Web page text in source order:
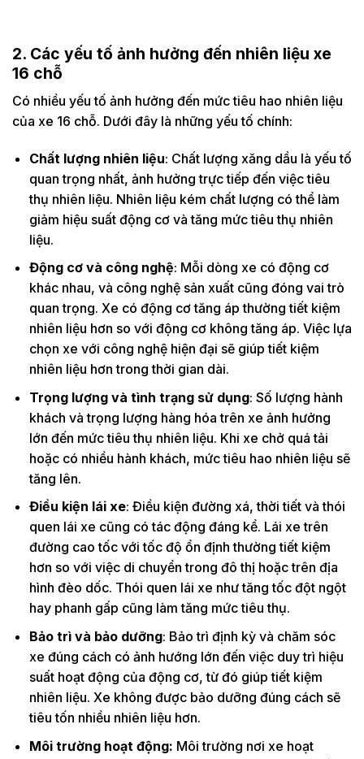
2. Các yếu tố ảnh hưởng đến nhiên liệu xe
16 chỗ
Có nhiều yếu tố ảnh hưởng đến mức tiêu hao nhiên liệu
của xe 16 chỗ. Dưới đây là những yếu tố chính:
Chất lượng nhiên liệu: Chất lượng xăng dầu là yếu tố
quan trọng nhất, ảnh hưởng trực tiếp đến việc tiêu
thụ nhiên liệu. Nhiên liệu kém chất lượng có thể làm
giảm hiệu suất động cơ và tăng mức tiêu thụ nhiên
liệu.
Động cơ và công nghệ: Mỗi dòng xe có động cơ
khác nhau, và công nghệ sản xuất cũng đóng vai trò
quan trọng. Xe có động cơ tăng áp thường tiết kiệm
nhiên liệu hơn so với động cơ không tăng áp. Việc lựa
chọn xe với công nghệ hiện đại sẽ giúp tiết kiệm
nhiên liệu hơn trong thời gian dài.
Trọng lượng và tình trạng sử dụng: Số lượng hành
khách và trọng lượng hàng hóa trên xe ảnh hưởng
lớn đến mức tiêu thụ nhiên liệu. Khi xe chở quá tải
hoặc có nhiều hành khách, mức tiêu hao nhiên liệu sẽ
tăng lên.
Điều kiện lái xe: Điều kiện đường xá, thời tiết và thói
quen lái xe cũng có tác động đáng kể. Lái xe trên
đường cao tốc với tốc độ ổn định thường tiết kiệm
hơn so với việc di chuyển trong đô thị hoặc trên địa
hình đèo dốc. Thói quen lái xe như tăng tốc đột ngột
hay phanh gấp cũng làm tăng mức tiêu thụ.
Bảo trì và bảo dưỡng: Bảo trì định kỳ và chăm sóc
xe đúng cách có ảnh hướng lớn đến việc duy trì hiệu
suất hoạt động của động cơ, từ đó giúp tiết kiệm
nhiên liệu. Xe không được bảo dưỡng đúng cách sẽ
tiêu tốn nhiều nhiên liệu hơn.
Môi trường hoạt động: Môi trường nơi xe hoạt